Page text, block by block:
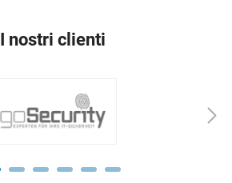
I nostri clienti